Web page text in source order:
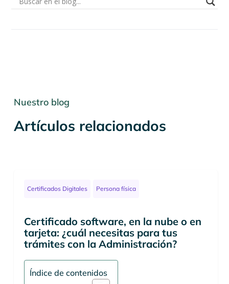
Nuestro blog
Artículos relacionados
Certificados Digitales Persona física
Certificado software, en la nube o en
tarjeta: ¿cuál necesitas para tus
trámites con la Administración?
Índice de contenidos